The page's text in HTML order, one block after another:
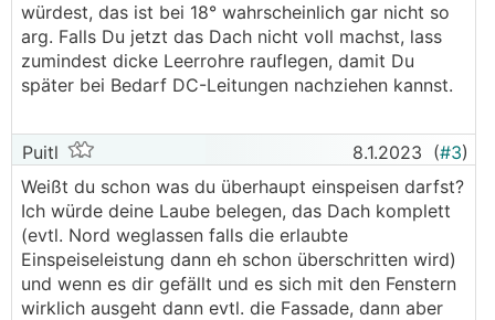
würdest, das ist bei 18° wahrscheinlich gar nicht so
arg. Falls Du jetzt das Dach nicht voll machst, lass
zumindest dicke Leerrohre rauflegen, damit Du
später bei Bedarf DC-Leitungen nachziehen kannst.
Puitl 8.1.2023 (#3)
Weißt du schon was du überhaupt einspeisen darfst?
Ich würde deine Laube belegen, das Dach komplett
(evtl. Nord weglassen falls die erlaubte
Einspeiseleistung dann eh schon überschritten wird)
und wenn es dir gefällt und es sich mit den Fenstern
wirklich ausgeht dann evtl. die Fassade, dann aber